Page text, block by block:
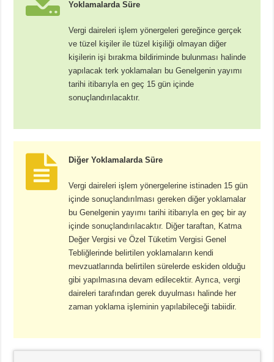
Yoklamalarda Süre
Vergi daireleri işlem yönergeleri gereğince gerçek
ve tüzel kişiler ile tüzel kişiliği olmayan diğer
kişilerin işi bırakma bildiriminde bulunması halinde
yapılacak terk yoklamaları bu Genelgenin yayımı
tarihi itibarıyla en geç 15 gün içinde
sonuçlandırılacaktır.
Diğer Yoklamalarda Süre
Vergi daireleri işlem yönergelerine istinaden 15 gün
içinde sonuçlandırılması gereken diğer yoklamalar
bu Genelgenin yayımı tarihi itibarıyla en geç bir ay
içinde sonuçlandırılacaktır. Diğer taraftan, Katma
Değer Vergisi ve Özel Tüketim Vergisi Genel
Tebliğlerinde belirtilen yoklamaların kendi
mevzuatlarında belirtilen sürelerde eskiden olduğu
gibi yapılmasına devam edilecektir. Ayrıca, vergi
daireleri tarafından gerek duyulması halinde her
zaman yoklama işleminin yapılabileceği tabiidir.